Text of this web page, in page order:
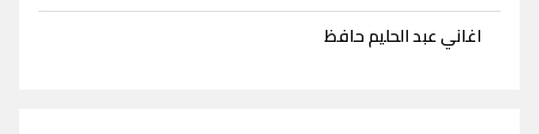
اغاني عبد الحليم حافظ